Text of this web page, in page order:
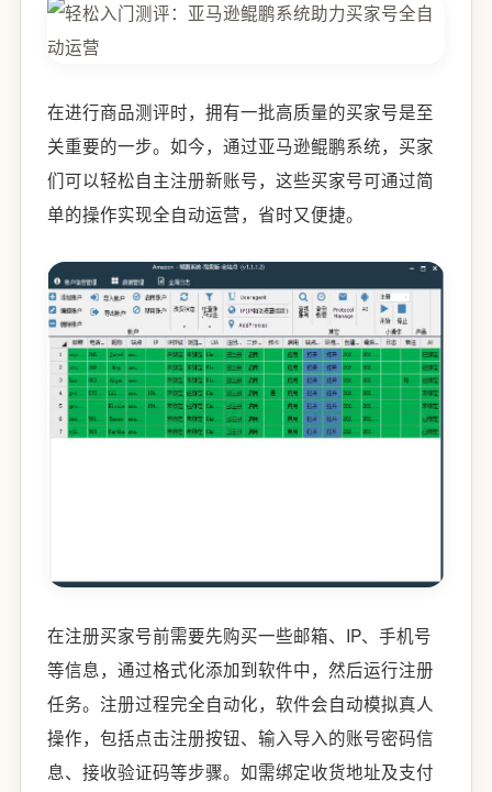
在进行商品测评时，拥有一批高质量的买家号是至
关重要的一步。如今，通过亚马逊鲲鹏系统，买家
们可以轻松自主注册新账号，这些买家号可通过简
单的操作实现全自动运营，省时又便捷。
在注册买家号前需要先购买一些邮箱、IP、手机号
等信息，通过格式化添加到软件中，然后运行注册
任务。注册过程完全自动化，软件会自动模拟真人
操作，包括点击注册按钮、输入导入的账号密码信
息、接收验证码等步骤。如需绑定收货地址及支付